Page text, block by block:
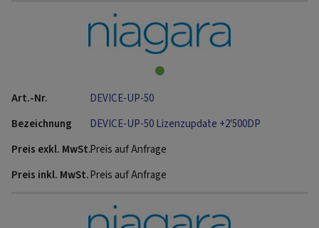
DEVICE-UP-50
DEVICE-UP-50 Lizenzupdate +2'500DP
Preis auf Anfrage
Preis auf Anfrage